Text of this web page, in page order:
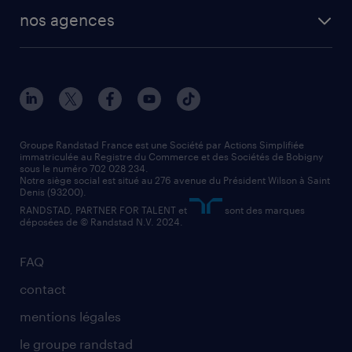
manutentionnaire
assistant administratif
comptable
solutions opérationnelles
contact entreprise
faq intérim / recrutement
nos agences
nos agences par ville
nos agences par région
nos cabinets de recrutement
FAQ
contact
mentions légales
le groupe randstad
Groupe Randstad France est une Société par Actions Simplifiée
immatriculée au Registre du Commerce et des Sociétés de Bobigny
sous le numéro 702 028 234.
Notre siège social est situé au 276 avenue du Président Wilson à Saint
Denis (93200).
RANDSTAD, PARTNER FOR TALENT et
sont des marques
déposées de © Randstad N.V. 2024.